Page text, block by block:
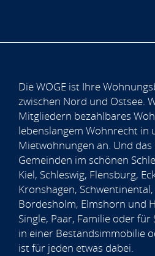
Die WOGE ist Ihre
zwischen Nord und Ostsee.
Mitgliedern bezahlbares
lebenslangem Wohnrecht in
Mietwohnungen an. Und
Gemeinden im schönen
Kiel, Schleswig, Flensburg,
Kronshagen,
Bordesholm, Elmshorn und
Single, Paar, Familie oder
in einer Bestandsimmobilie
ist für jeden etwas dabei.